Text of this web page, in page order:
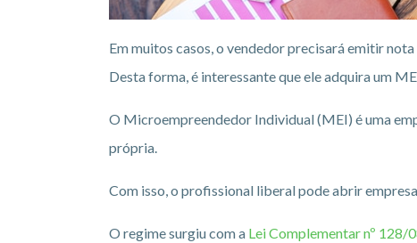
Em muitos casos, o vendedor precisará emitir
Desta forma, é interessante que ele adquira um
O Microempreendedor Individual (MEI) é uma
própria.
Com isso, o profissional liberal pode abrir
O regime surgiu com a Lei Complementar nº 128/